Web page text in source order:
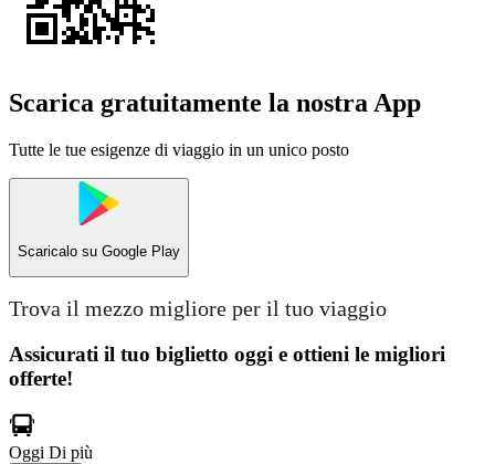
Scarica gratuitamente la nostra App
Tutte le tue esigenze di viaggio in un unico posto
Scaricalo su Google Play
Trova il mezzo migliore per il tuo viaggio
Assicurati il ​​tuo biglietto oggi e ottieni le migliori
offerte!
Oggi Di più